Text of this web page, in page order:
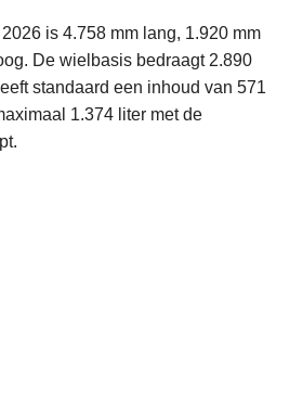
is 4.758 mm lang, 1.920 mm
De wielbasis bedraagt 2.890
standaard een inhoud van 571
1.374 liter met de